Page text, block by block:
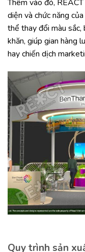
Thêm vào đó,
diện và chức năng
thể thay đổi màu sắc,
khăn, giúp gian hàng
hay chiến dịch
Quy trình sản